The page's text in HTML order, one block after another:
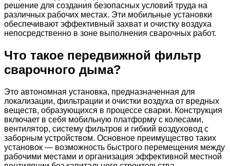
решение для создания безопасных условий труда на
различных рабочих местах. Эти мобильные установки
обеспечивают эффективный захват и очистку воздуха
непосредственно в зоне выполнения сварочных работ.
Что такое передвижной фильтр
сварочного дыма?
Это автономная установка, предназначенная для
локализации, фильтрации и очистки воздуха от вредных
веществ, образующихся в процессе сварки. Конструкция
включает в себя мобильную платформу с колесами,
вентилятор, систему фильтров и гибкий воздуховод с
заборным устройством. Основное преимущество таких
установок — возможность быстрого перемещения между
рабочими местами и организация эффективной местной